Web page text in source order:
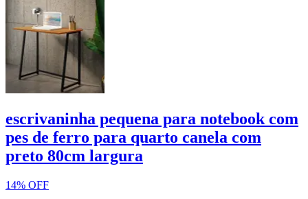
escrivaninha pequena para notebook com
pes de ferro para quarto canela com
preto 80cm largura
14% OFF